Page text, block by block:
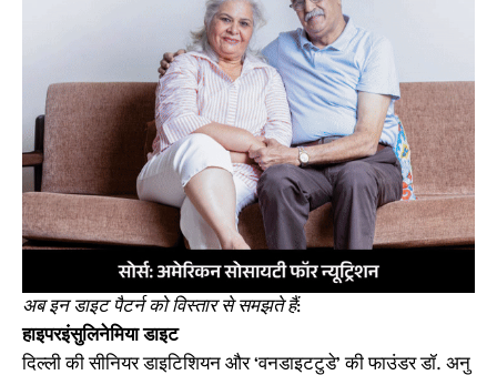
अब इन डाइट पैटर्न को विस्तार से समझते हैं:
हाइपरइंसुलिनेमिया डाइट
दिल्ली की सीनियर डाइटिशियन और ‘वनडाइटटुडे’ की फाउंडर डॉ. अनु